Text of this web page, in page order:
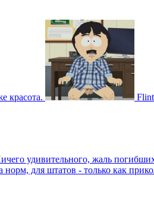
красота. Flint
удивительного, жаль
для штатов - только как